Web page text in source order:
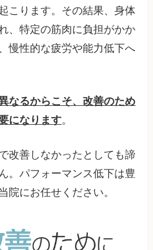
こります。その結果、身体
、特定の筋肉に負担がかか
慢性的な疲労や能力低下へ
なるからこそ、改善のため
になります。
改善しなかったとしても諦
。パフォーマンス低下は豊
院にお任せください。